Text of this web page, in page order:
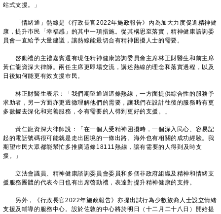
站式支援。」
「情緒通」熱線是《行政長官2022年施政報告》內為加大力度促進精神健
康，提升巿民「幸福感」的其中一項措施。從其構思至落實，精神健康諮詢委
員會一直給予大量建議，讓熱線能最切合有精神困擾人士的需要。
啓動禮的主禮嘉賓還有現任精神健康諮詢委員會主席林正財醫生和前主席
黃仁龍資深大律師。兩任主席更即場交流，講述熱線的理念和落實過程，以及
日後如何能更有效支援巿民。
林正財醫生表示：「我們期望通過這條熱線，一方面提供綜合性的服務予
求助者，另一方面亦更透徹理解他們的需要，讓我們在設計往後的服務時有更
多數據去深化和完善服務，令有需要的人得到更好的支援。」
黃仁龍資深大律師說：「在一個人受精神困擾時，一個深入民心、容易記
起的電話號碼很可能就是走出困境的一條出路。海外也有相關的成功經驗。我
期望巿民大眾都能幫忙多推廣這條18111熱線，讓有需要的人得到及時支
援。」
立法會議員、精神健康諮詢委員會委員和多個非政府組織及精神和情緒支
援服務團體的代表今日也有出席啓動禮，表達對提升精神健康的支持。
另外，《行政長官2022年施政報告》亦提出試行為少數族裔人士設立情緒
支援及輔導的服務中心。設於佐敦的中心將於明日（十二月二十八日）開始提